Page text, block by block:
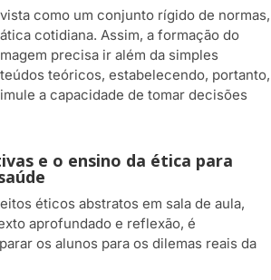
como um conjunto rígido de normas,
cotidiana. Assim, a formação do
precisa ir além da simples
teóricos, estabelecendo, portanto,
a capacidade de tomar decisões
e o ensino da ética para
éticos abstratos em sala de aula,
aprofundado e reflexão, é
os alunos para os dilemas reais da